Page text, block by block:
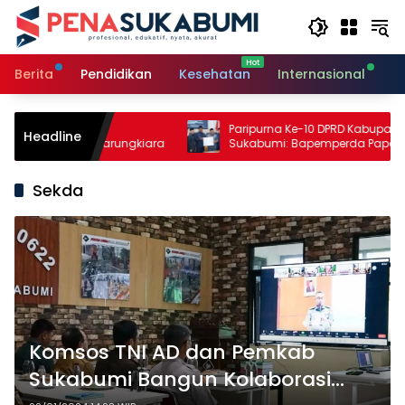
Langsung
konten
Berita
Pendidikan Kesehatan Internasional
Headline
Pertanian,
Warungkiara
Paripurna Ke-10 DPRD Kabupaten
Sukabumi: Bapemperda Paparkan
Bahasan, Bupati Sampaikan Nota
Sekda
Komsos TNI AD dan Pemkab
Sukabumi Bangun Kolaborasi